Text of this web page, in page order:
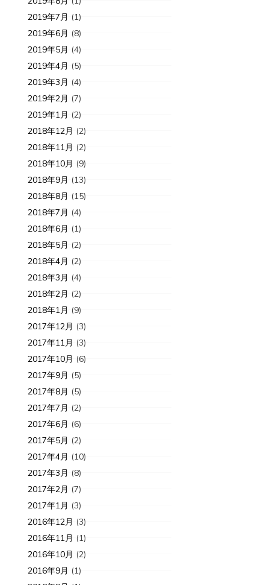
月のcharm packとmini
2019年7月 (1)
2019年6月 (8)
2019年5月 (4)
2019年4月 (5)
2019年3月 (4)
2019年2月 (7)
2019年1月 (2)
2018年12月 (2)
2018年11月 (2)
2018年10月 (9)
2018年9月 (13)
2018年8月 (15)
2018年7月 (4)
2018年6月 (1)
2018年5月 (2)
2018年4月 (2)
2018年3月 (4)
2018年2月 (2)
2018年1月 (9)
2017年12月 (3)
2017年11月 (3)
2017年10月 (6)
2017年9月 (5)
2017年8月 (5)
2017年7月 (2)
2017年6月 (6)
2017年5月 (2)
2017年4月 (10)
2017年3月 (8)
2017年2月 (7)
2017年1月 (3)
2016年12月 (3)
2016年11月 (1)
2016年10月 (2)
2016年9月 (1)